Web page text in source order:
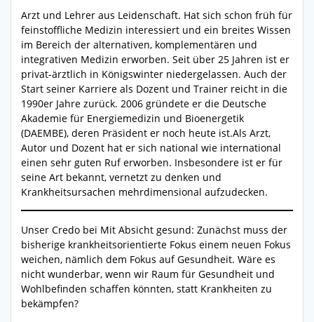
Arzt und Lehrer aus Leidenschaft. Hat sich schon früh für
feinstoffliche Medizin interessiert und ein breites Wissen
im Bereich der alternativen, komplementären und
integrativen Medizin erworben. Seit über 25 Jahren ist er
privat-ärztlich in Königswinter niedergelassen. Auch der
Start seiner Karriere als Dozent und Trainer reicht in die
1990er Jahre zurück. 2006 gründete er die Deutsche
Akademie für Energiemedizin und Bioenergetik
(DAEMBE), deren Präsident er noch heute ist.Als Arzt,
Autor und Dozent hat er sich national wie international
einen sehr guten Ruf erworben. Insbesondere ist er für
seine Art bekannt, vernetzt zu denken und
Krankheitsursachen mehrdimensional aufzudecken.
Unser Credo bei Mit Absicht gesund: Zunächst muss der
bisherige krankheitsorientierte Fokus einem neuen Fokus
weichen, nämlich dem Fokus auf Gesundheit. Wäre es
nicht wunderbar, wenn wir Raum für Gesundheit und
Wohlbefinden schaffen könnten, statt Krankheiten zu
bekämpfen?